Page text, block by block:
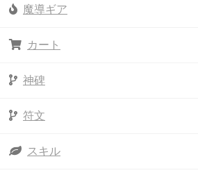
魔導ギア
カート
神碑
符文
スキル